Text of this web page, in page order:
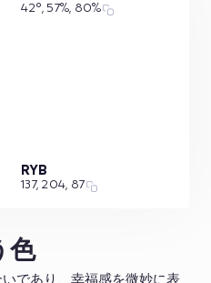
色
42°, 57%, 80%
RYB
137, 204, 87